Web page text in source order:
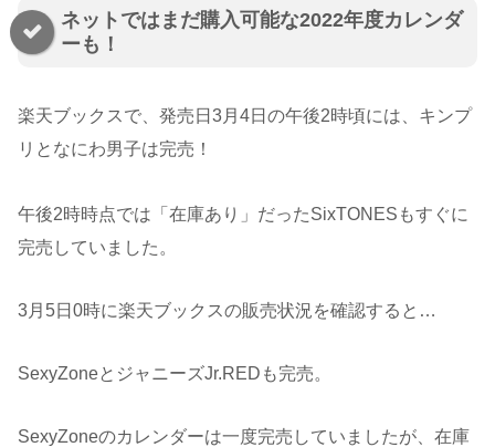
ネットではまだ購入可能な2022年度カレンダ
ーも！
楽天ブックスで、発売日3月4日の午後2時頃には、キンプ
リとなにわ男子は完売！
午後2時時点では「在庫あり」だったSixTONESもすぐに
完売していました。
3月5日0時に楽天ブックスの販売状況を確認すると…
SexyZoneとジャニーズJr.REDも完売。
SexyZoneのカレンダーは一度完売していましたが、在庫